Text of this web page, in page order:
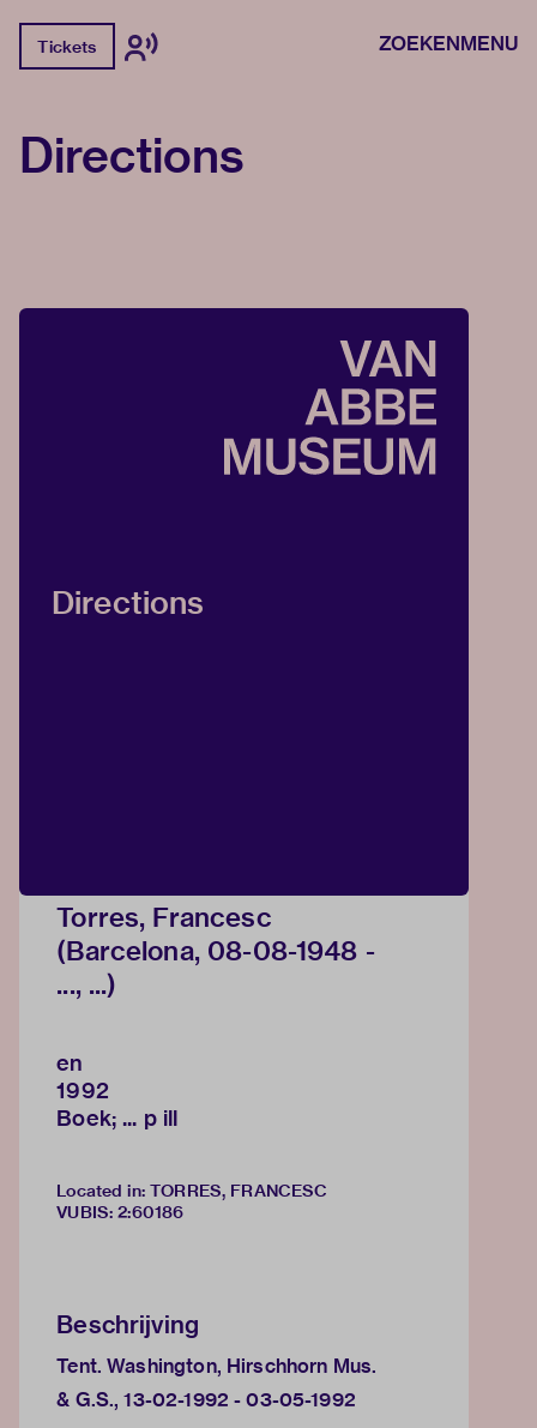
Tickets ZOEKENMENU
Directions
Directions
Torres, Francesc
(Barcelona, 08-08-1948 -
..., ...)
en
1992
Boek; ... p ill
Located in: TORRES, FRANCESC
VUBIS: 2:60186
Beschrijving
Tent. Washington, Hirschhorn Mus.
& G.S., 13-02-1992 - 03-05-1992